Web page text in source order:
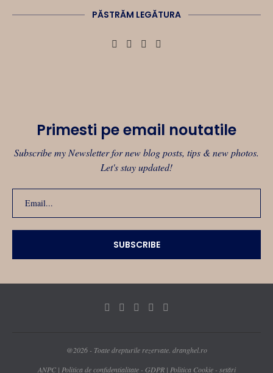
PĂSTRĂM LEGĂTURA
Primesti pe email noutatile
Subscribe my Newsletter for new blog posts, tips & new photos.
Let's stay updated!
@2026 - Toate drepturile rezervate. dranghel.ro
ANPC| Politica de confidentialitate - GDPR| Politica Cookie - setări